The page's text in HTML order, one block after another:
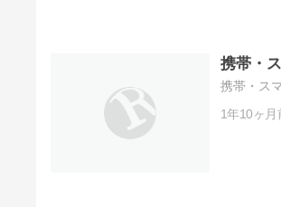
携帯・
携帯・ス
1年10ヶ月